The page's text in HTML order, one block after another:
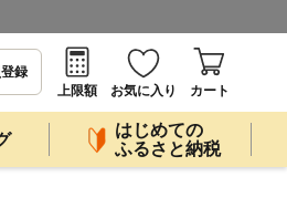
録
上限額
お気に入り カート
はじめての
ふるさと納税